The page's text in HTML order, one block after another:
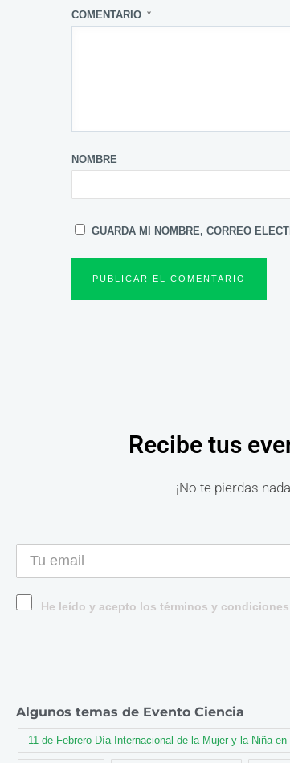
COMENTARIO *
NOMBRE
GUARDA MI NOMBRE, CORREO
Recibe tus
¡No te pierdas
He leído y acepto los términos y condiciones
Algunos temas de Evento Ciencia
11 de Febrero Día Internacional de la Mujer y la Niña